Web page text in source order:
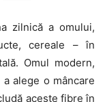
zilnică a omului,
cereale – în
Omul modern,
alege o mâncare
aceste fibre în